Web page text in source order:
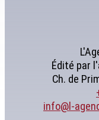
Édité par l'
Ch. de
info@l-